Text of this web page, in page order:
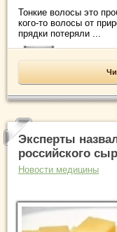
Тонкие волосы это
кого-то волосы от
прядки потеряли ...
Эксперты
российского
Новости медицины